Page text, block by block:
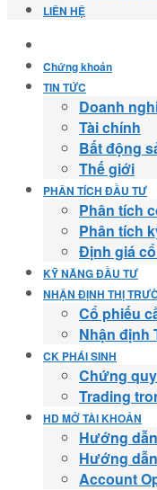
LIÊN HỆ
Chứng khoán
TIN TỨC
Doanh
Tài chính
Bất động
Thế giới
PHÂN TÍCH ĐẦU TƯ
Phân tích
Phân tích
Định giá
KỸ NĂNG ĐẦU TƯ
NHẬN ĐỊNH THỊ
Cổ phiếu
Nhận định
CK PHÁI SINH
Chứng
Trading
HD MỞ TÀI KHOẢN
Hướng
Hướng
Account